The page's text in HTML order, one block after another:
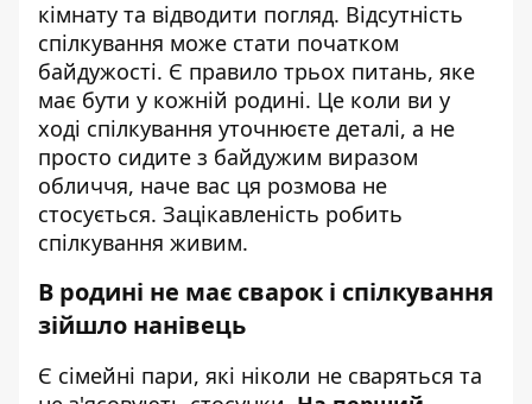
кімнату та відводити погляд. Відсутність
спілкування може стати початком
байдужості. Є правило трьох питань, яке
має бути у кожній родині. Це коли ви у
ході спілкування уточнюєте деталі, а не
просто сидите з байдужим виразом
обличчя, наче вас ця розмова не
стосується. Зацікавленість робить
спілкування живим.
В родині не має сварок і спілкування
зійшло нанівець
Є сімейні пари, які ніколи не сваряться та